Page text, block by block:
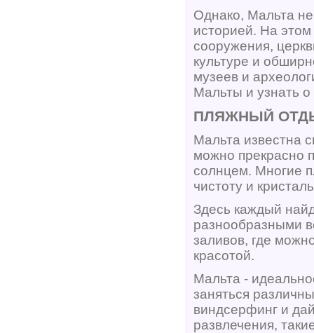
Однако, Мальта
историей. На
сооружения,
культуре и
музеев и
Мальты и узнать
ПЛЯЖНЫЙ
Мальта известна
можно прекрасно
солнцем. Многие
чистоту и
Здесь каждый
разнообразными
заливов, где
красотой.
Мальта -
заняться
виндсерфинг и
развлечения,